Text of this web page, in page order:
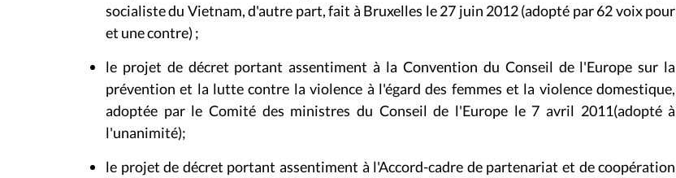
socialiste du Vietnam, d'autre part, fait à Bruxelles le 27 juin 2012 (adopté par 62 voix pour
et une contre) ;
le projet de décret portant assentiment à la Convention du Conseil de l'Europe sur la
prévention et la lutte contre la violence à l'égard des femmes et la violence domestique,
adoptée par le Comité des ministres du Conseil de l'Europe le 7 avril 2011(adopté à
l'unanimité);
le projet de décret portant assentiment à l'Accord-cadre de partenariat et de coopération